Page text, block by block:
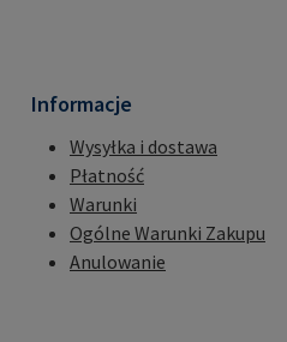
Informacje
Wysyłka i dostawa
Płatność
Warunki
Ogólne Warunki Zakupu
Anulowanie